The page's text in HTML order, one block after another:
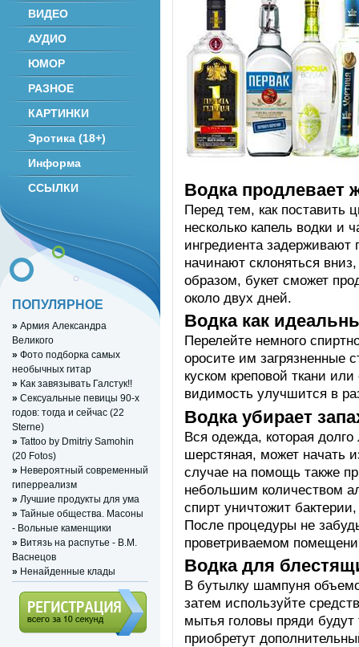
Водка продлевает
Перед тем, как поставить
несколько капель водки и
ингредиента
начинают склоняться
образом, букет сможет
около двух дней.
Водка как
Перелейте немного
оросите им загрязненные
куском креповой ткани
видимость улучшится в
Водка убирает
Вся одежда, которая
шерстяная, может начать
случае на помощь также
небольшим количеством
спирт уничтожит
После процедуры не
проветриваемом
Водка для
В бутылку шампуня
затем используйте
мытья головы пряди
приобретут
ВИДЕО
АУДИО
ЮМОР
РАЗНОЕ
КАРТИНКИ
Эротика (18+)
Информа
ССЫЛКИ
ПОПУЛЯРНОЕ
» Армия Александра
Великого
» Фото подборка самых
необычных гитар
» Как завязывать Галстук!!
» Сексуальные певицы 90-х
годов: тогда и сейчас (22
Sterne)
» Tattoo by Dmitriy Samohin
(20 Fotos)
» Невероятный современный
гиперреализм
» Лучшие продукты для ума
» Тайные общества. Масоны
- Вольные каменщики
» Витязь на распутье - В.М.
Васнецов
» Ненайденные клады